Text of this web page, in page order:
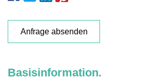
Anfrage absenden
Basisinformation.